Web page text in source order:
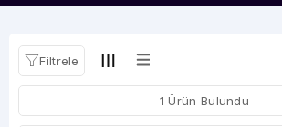
Diskler
Notebook
Harici
Filtrele
1 Ürün Bulundu